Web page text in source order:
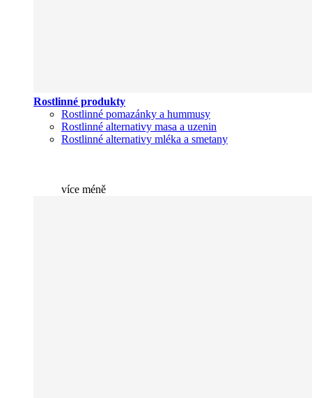
Rostlinné produkty
Rostlinné pomazánky a hummusy
Rostlinné alternativy masa a uzenin
Rostlinné alternativy mléka a smetany
více méně